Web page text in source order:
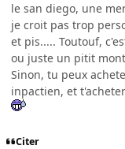
le san diego, une
je croit pas trop
et pis..... Toutouf,
ou juste un pitit
Sinon, tu peux
inpactien, et
Citer